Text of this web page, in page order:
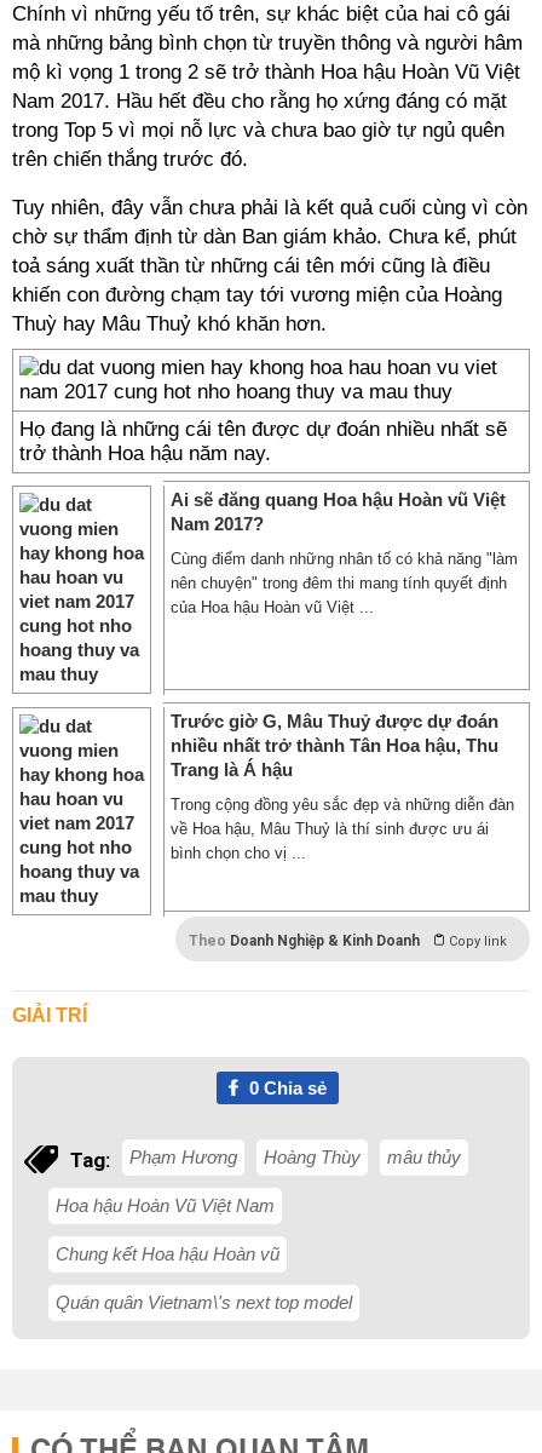
Chính vì những yếu tố trên, sự khác biệt của hai cô gái
mà những bảng bình chọn từ truyền thông và người hâm
mộ kì vọng 1 trong 2 sẽ trở thành Hoa hậu Hoàn Vũ Việt
Nam 2017. Hầu hết đều cho rằng họ xứng đáng có mặt
trong Top 5 vì mọi nỗ lực và chưa bao giờ tự ngủ quên
trên chiến thắng trước đó.
Tuy nhiên, đây vẫn chưa phải là kết quả cuối cùng vì còn
chờ sự thẩm định từ dàn Ban giám khảo. Chưa kể, phút
toả sáng xuất thần từ những cái tên mới cũng là điều
khiến con đường chạm tay tới vương miện của Hoàng
Thuỳ hay Mâu Thuỷ khó khăn hơn.
Họ đang là những cái tên được dự đoán nhiều nhất sẽ
trở thành Hoa hậu năm nay.
Ai sẽ đăng quang Hoa hậu Hoàn vũ Việt
Nam 2017?
Cùng điểm danh những nhân tố có khả năng "làm
nên chuyện" trong đêm thi mang tính quyết định
của Hoa hậu Hoàn vũ Việt ...
Trước giờ G, Mâu Thuỷ được dự đoán
nhiều nhất trở thành Tân Hoa hậu, Thu
Trang là Á hậu
Trong cộng đồng yêu sắc đẹp và những diễn đàn
về Hoa hậu, Mâu Thuỷ là thí sinh được ưu ái
bình chọn cho vị ...
Theo Doanh Nghiệp & Kinh Doanh Copy link
GIẢI TRÍ
0Chia sẻ
Tag: Phạm Hương Hoàng Thùy mâu thủy
Hoa hậu Hoàn Vũ Việt Nam
Chung kết Hoa hậu Hoàn vũ
Quán quân Vietnam\'s next top model